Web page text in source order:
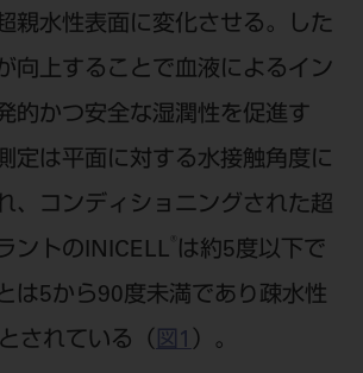
親水性表面に変化させる。した
向上することで血液によるイン
的かつ安全な湿潤性を促進す
定は平面に対する水接触角度に
、コンディショニングされた超
ントのINICELL
は約5度以下で
は5から90度未満であり疎水性
されている（ 図1 ）。